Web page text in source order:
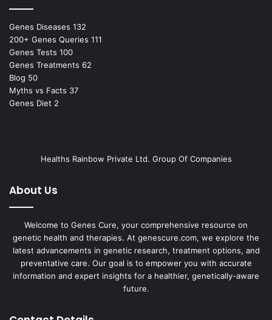
Genes Diseases 132
200+ Genes Queries 111
Genes Tests 100
Genes Treatments 62
Blog 50
Myths vs Facts 37
Genes Diet 2
Healths Rainbow Private Ltd. Group Of Companies
About Us
Welcome to Genes Cure, your comprehensive resource on
genetic health and therapies. At genescure.com, we explore the
latest advancements in genetic research, treatment options, and
preventative care. Our goal is to empower you with accurate
information and expert insights for a healthier, genetically-aware
future.